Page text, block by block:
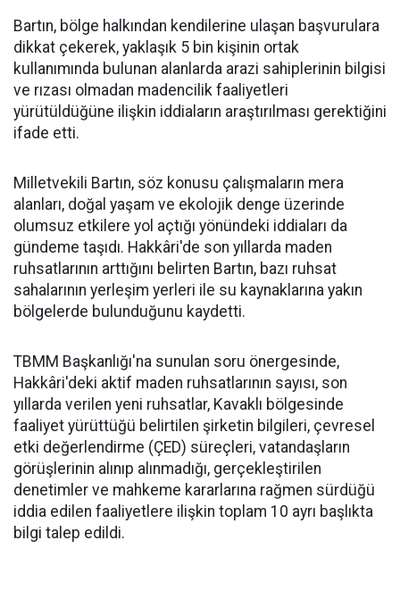
Bartın, bölge halkından kendilerine ulaşan başvurulara
dikkat çekerek, yaklaşık 5 bin kişinin ortak
kullanımında bulunan alanlarda arazi sahiplerinin bilgisi
ve rızası olmadan madencilik faaliyetleri
yürütüldüğüne ilişkin iddiaların araştırılması gerektiğini
ifade etti.
Milletvekili Bartın, söz konusu çalışmaların mera
alanları, doğal yaşam ve ekolojik denge üzerinde
olumsuz etkilere yol açtığı yönündeki iddiaları da
gündeme taşıdı. Hakkâri'de son yıllarda maden
ruhsatlarının arttığını belirten Bartın, bazı ruhsat
sahalarının yerleşim yerleri ile su kaynaklarına yakın
bölgelerde bulunduğunu kaydetti.
TBMM Başkanlığı'na sunulan soru önergesinde,
Hakkâri'deki aktif maden ruhsatlarının sayısı, son
yıllarda verilen yeni ruhsatlar, Kavaklı bölgesinde
faaliyet yürüttüğü belirtilen şirketin bilgileri, çevresel
etki değerlendirme (ÇED) süreçleri, vatandaşların
görüşlerinin alınıp alınmadığı, gerçekleştirilen
denetimler ve mahkeme kararlarına rağmen sürdüğü
iddia edilen faaliyetlere ilişkin toplam 10 ayrı başlıkta
bilgi talep edildi.